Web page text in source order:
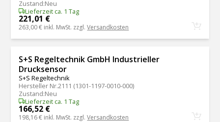
Zustand:Neu
Lieferzeit ca. 1 Tag
221,01 €
263,00 € inkl. MwSt. zzgl.Versandkosten
S+S Regeltechnik GmbH Industrieller
Drucksensor
S+S Regeltechnik
Hersteller Nr.2111 (1301-1197-0010-000)
Zustand:Neu
Lieferzeit ca. 1 Tag
166,52 €
198,16 € inkl. MwSt. zzgl.Versandkosten